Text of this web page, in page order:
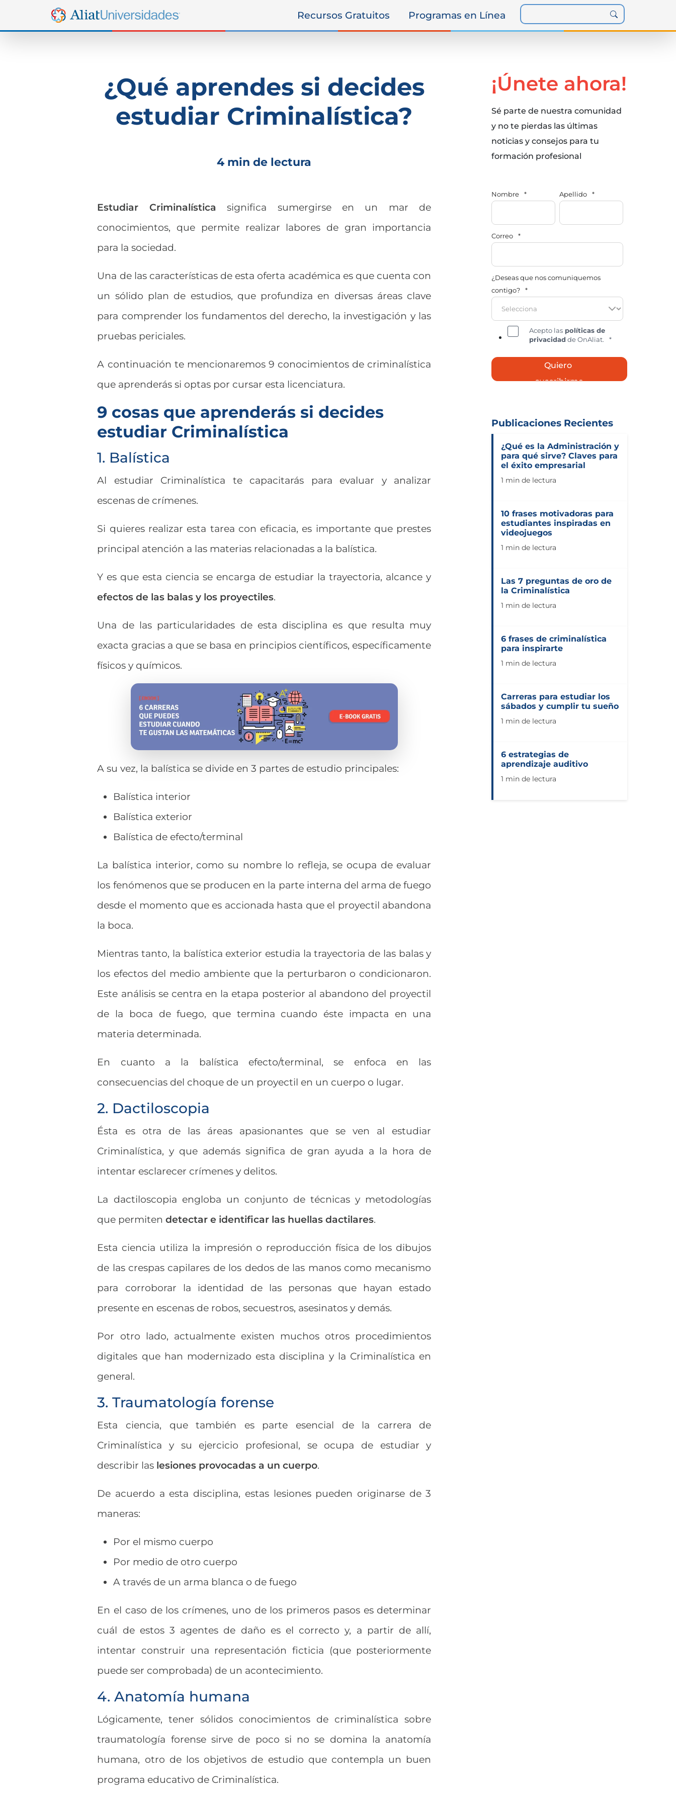
Recursos Gratuitos Programas en Línea
¿Qué aprendes si decides
estudiar Criminalística?
4 min de lectura
Estudiar Criminalística significa sumergirse en un mar de
conocimientos, que permite realizar labores de gran importancia
para la sociedad.
Una de las características de esta oferta académica es que cuenta con
un sólido plan de estudios, que profundiza en diversas áreas clave
para comprender los fundamentos del derecho, la investigación y las
pruebas periciales.
A continuación te mencionaremos 9 conocimientos de criminalística
que aprenderás si optas por cursar esta licenciatura.
9 cosas que aprenderás si decides
estudiar Criminalística
1. Balística
Al estudiar Criminalística te capacitarás para evaluar y analizar
escenas de crímenes.
Si quieres realizar esta tarea con eficacia, es importante que prestes
principal atención a las materias relacionadas a la balística.
Y es que esta ciencia se encarga de estudiar la trayectoria, alcance y
efectos de las balas y los proyectiles.
Una de las particularidades de esta disciplina es que resulta muy
exacta gracias a que se basa en principios científicos, específicamente
físicos y químicos.
A su vez, la balística se divide en 3 partes de estudio principales:
Balística interior
Balística exterior
Balística de efecto/terminal
La balística interior, como su nombre lo refleja, se ocupa de evaluar
los fenómenos que se producen en la parte interna del arma de fuego
desde el momento que es accionada hasta que el proyectil abandona
la boca.
Mientras tanto, la balística exterior estudia la trayectoria de las balas y
los efectos del medio ambiente que la perturbaron o condicionaron.
Este análisis se centra en la etapa posterior al abandono del proyectil
de la boca de fuego, que termina cuando éste impacta en una
materia determinada.
En cuanto a la balística efecto/terminal, se enfoca en las
consecuencias del choque de un proyectil en un cuerpo o lugar.
2. Dactiloscopia
Ésta es otra de las áreas apasionantes que se ven al estudiar
Criminalística, y que además significa de gran ayuda a la hora de
intentar esclarecer crímenes y delitos.
La dactiloscopia engloba un conjunto de técnicas y metodologías
que permitendetectar e identificar las huellas dactilares.
Esta ciencia utiliza la impresión o reproducción física de los dibujos
de las crespas capilares de los dedos de las manos como mecanismo
para corroborar la identidad de las personas que hayan estado
presente en escenas de robos, secuestros, asesinatos y demás.
Por otro lado, actualmente existen muchos otros procedimientos
digitales que han modernizado esta disciplina y la Criminalística en
general.
3. Traumatología forense
Esta ciencia, que también es parte esencial de la carrera de
Criminalística y su ejercicio profesional, se ocupa de estudiar y
describir las lesiones provocadas a un cuerpo.
De acuerdo a esta disciplina, estas lesiones pueden originarse de 3
maneras:
Por el mismo cuerpo
Por medio de otro cuerpo
A través de un arma blanca o de fuego
En el caso de los crímenes, uno de los primeros pasos es determinar
cuál de estos 3 agentes de daño es el correcto y, a partir de allí,
intentar construir una representación ficticia (que posteriormente
puede ser comprobada) de un acontecimiento.
4. Anatomía humana
Lógicamente, tener sólidos conocimientos de criminalística sobre
traumatología forense sirve de poco si no se domina la anatomía
humana, otro de los objetivos de estudio que contempla un buen
programa educativo de Criminalística.
¡Únete ahora!
Sé parte de nuestra comunidad
y no te pierdas las últimas
noticias y consejos para tu
formación profesional
Nombre * Apellido *
Correo *
¿Deseas que nos comuniquemos
contigo?
*
Acepto las políticas de
privacidad de OnAliat. *
Publicaciones Recientes
¿Qué es la Administración y
para qué sirve? Claves para
el éxito empresarial
1 min de lectura
10 frases motivadoras para
estudiantes inspiradas en
videojuegos
1 min de lectura
Las 7 preguntas de oro de
la Criminalística
1 min de lectura
6 frases de criminalística
para inspirarte
1 min de lectura
Carreras para estudiar los
sábados y cumplir tu sueño
1 min de lectura
6 estrategias de
aprendizaje auditivo
1 min de lectura